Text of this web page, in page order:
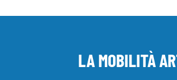
LA MOBILITÀ